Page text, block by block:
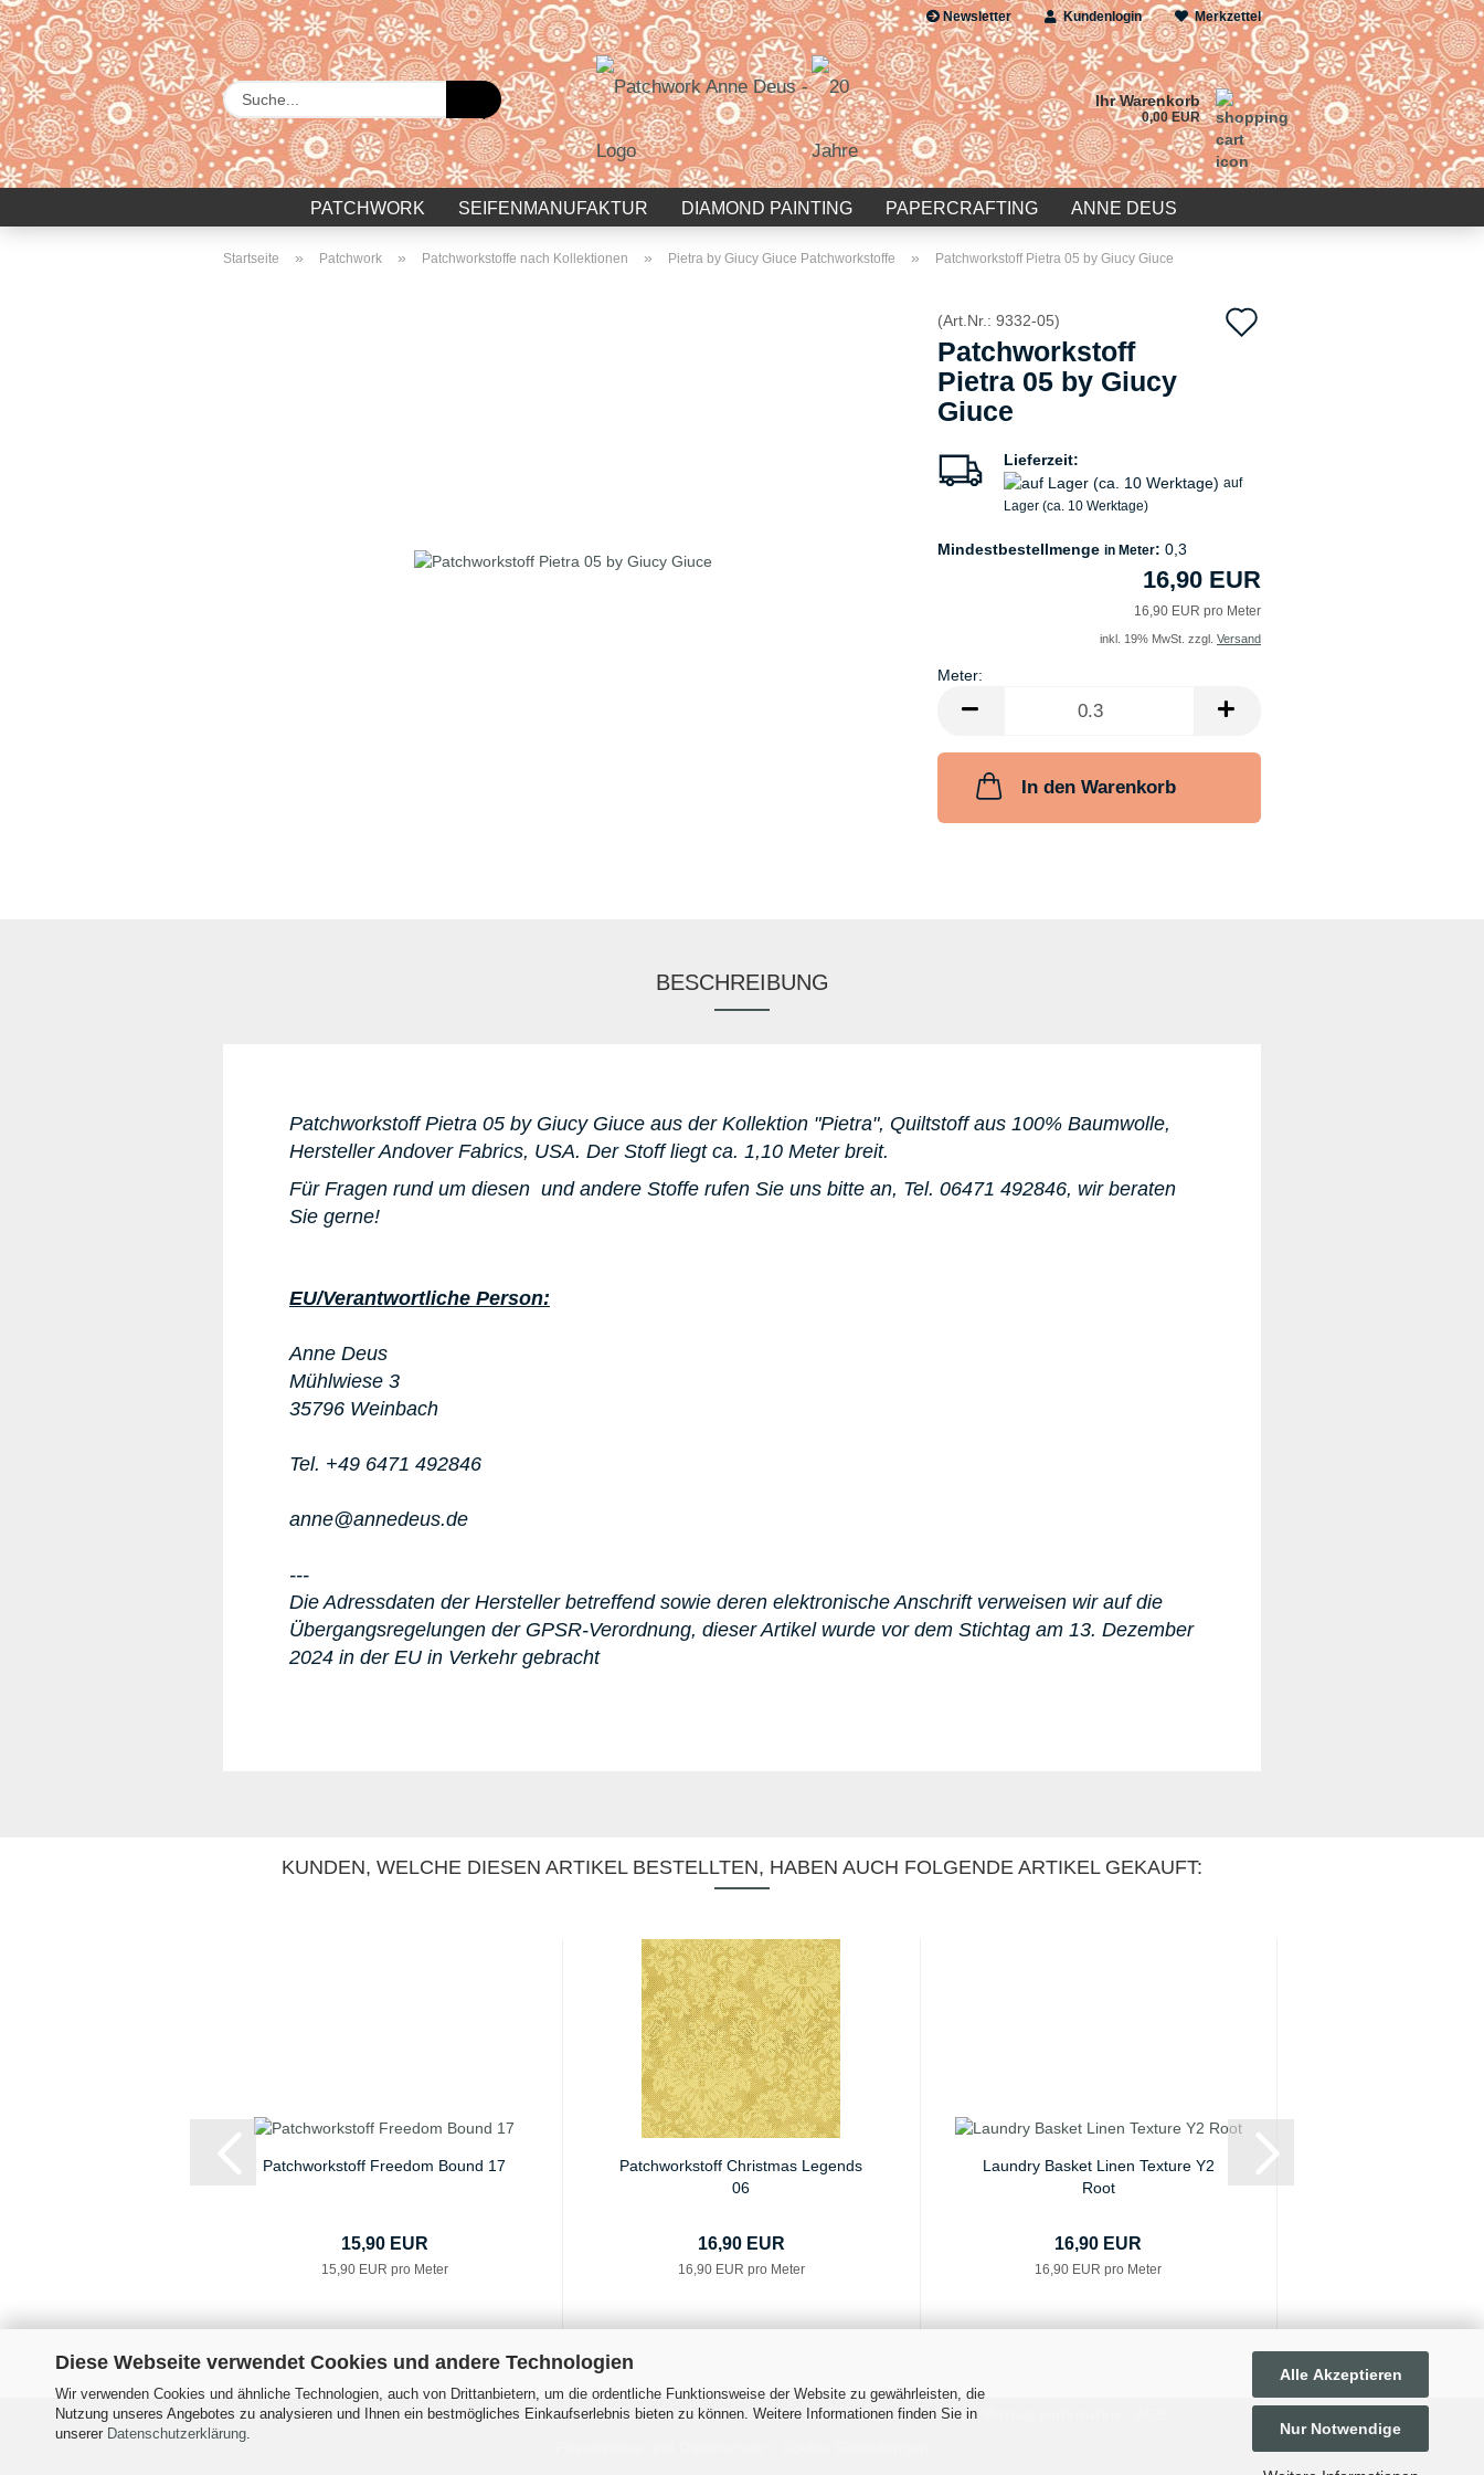
Diese Webseite verwendet Cookies und andere Technologien
Wir verwenden Cookies und ähnliche Technologien, auch von Drittanbietern, um die ordentliche Funktionsweise der Website zu gewährleisten, die
Nutzung unseres Angebotes zu analysieren und Ihnen ein bestmögliches Einkaufserlebnis bieten zu können. Weitere Informationen finden Sie in
unserer Datenschutzerklärung
Alle Akzeptieren
Nur Notwendige
Newsletter Kundenlogin
E-Mail
Passwort
Konto erstellen
Passwort vergessen?
Merkzettel
Suche...
Ihr Warenkorb
0,00 EUR
PATCHWORK SEIFENMANUFAKTUR DIAMOND PAINTING PAPERCRAFTING ANNE DEUS
Startseite » Patchwork » Patchworkstoffe nach Kollektionen » Pietra by Giucy Giuce Patchworkstoffe » Patchworkstoff Pietra 05 by Giucy Giuce
(Art.Nr.: 9332-05)
Patchworkstoff
Pietra 05 by Giucy
Giuce
Lieferzeit:
auf
Lager (ca. 10 Werktage)
Mindestbestellmenge in Meter: 0,3
16,90 EUR
16,90 EUR pro Meter
inkl. 19% MwSt. zzgl. Versand
Meter:
Meter
In den Warenkorb
BESCHREIBUNG
PatchworkstoffPietra 05 by Giucy Giuce aus der Kollektion "Pietra", Quiltstoff aus 100% Baumwolle,
Hersteller Andover Fabrics, USA. Der Stoff liegt ca. 1,10 Meter breit.
Für Fragen rund um diesen und andere Stoffe rufen Sie uns bitte an, Tel. 06471 492846, wir beraten
Sie gerne!
EU/Verantwortliche Person:
Anne Deus
Mühlwiese 3
35796 Weinbach
Tel. +49 6471 492846
anne@annedeus.de
---
Die Adressdaten der Hersteller betreffend sowie deren elektronische Anschrift verweisen wir auf die
Übergangsregelungen der GPSR-Verordnung, dieser Artikel wurde vor dem Stichtag am 13. Dezember
2024 in der EU in Verkehr gebracht
KUNDEN, WELCHE DIESEN ARTIKEL BESTELLTEN, HABEN AUCH FOLGENDE ARTIKEL GEKAUFT:
Patchworkstoff Freedom Bound 17
15,90 EUR
15,90 EUR pro Meter
Patchworkstoff Christmas Legends
06
16,90 EUR
16,90 EUR pro Meter
Laundry Basket Linen Texture Y2
Root
16,90 EUR
16,90 EUR pro Meter
Impressum Versand- & Zahlungsbedingungen Widerrufsrecht & Muster-Widerrufsformular